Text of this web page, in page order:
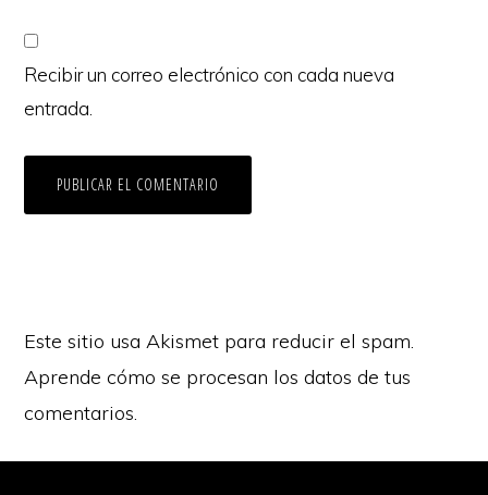
Recibir un correo electrónico con cada nueva
entrada.
Este sitio usa Akismet para reducir el spam.
Aprende cómo se procesan los datos de tus
comentarios.